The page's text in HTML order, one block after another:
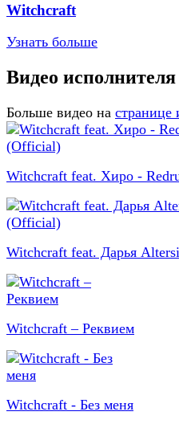
Witchcraft
Узнать больше
Видео исполнителя
Больше видео на странице
Witchcraft feat. Хиро -
Witchcraft feat. Дарья
Witchcraft – Реквием
Witchcraft - Без меня